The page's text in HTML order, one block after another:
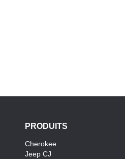
PRODUITS
Cherokee
Jeep CJ